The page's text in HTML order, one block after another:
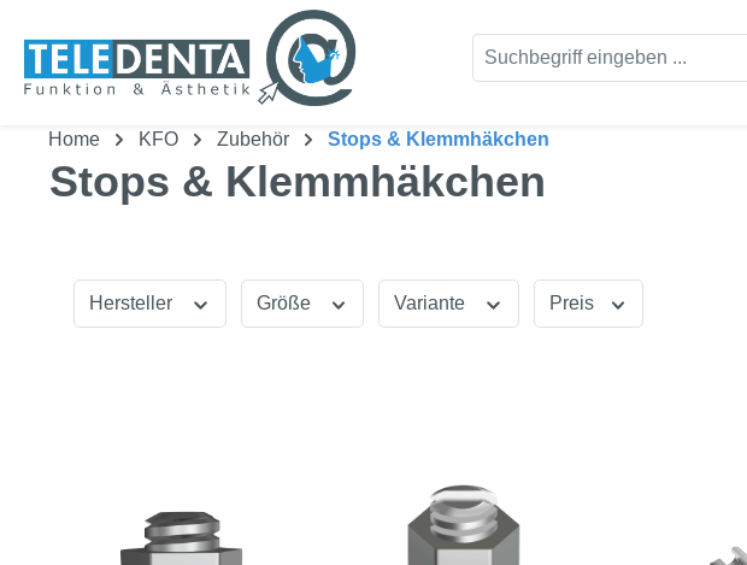
Home KFO Zubehör Stops & Klemmhäkchen
Stops & Klemmhäkchen
Hersteller Größe Variante Preis